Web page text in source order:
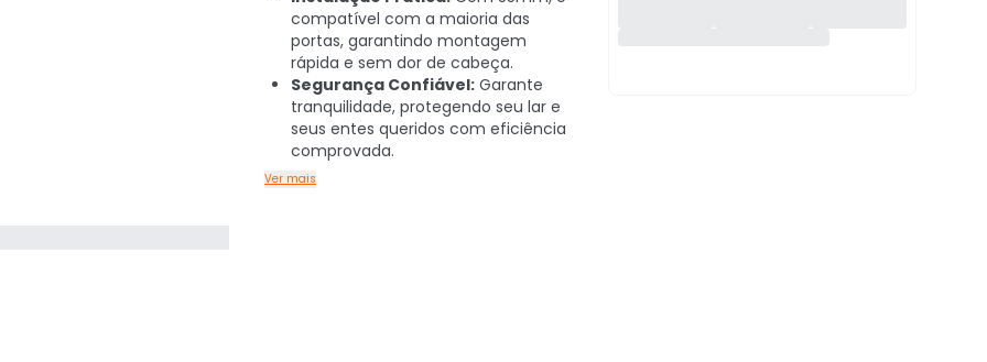
compatível com a maioria das
portas, garantindo montagem
rápida e sem dor de cabeça.
Segurança Confiável: Garante
tranquilidade, protegendo seu lar e
seus entes queridos com eficiência
comprovada.
Ver mais